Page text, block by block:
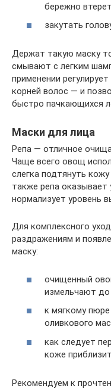
бережно
закутать
Держат такую маску
смывают с легким
применении
корней волос — и
быстро пачкающихся
Маски для лица
Репа — отличное
Чаще всего овощ
слегка подтянуть
также репа
нормализует уровень
Для комплексного
раздражениям и
маску:
очищенный
измельчают
к мягкому
оливкового
как следует
коже
Рекомендуем к